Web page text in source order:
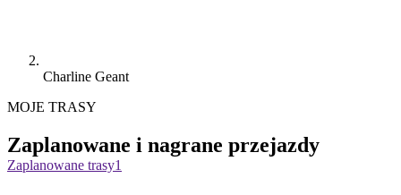
Charline Geant
MOJE TRASY
Zaplanowane i nagrane przejazdy
Zaplanowane trasy1